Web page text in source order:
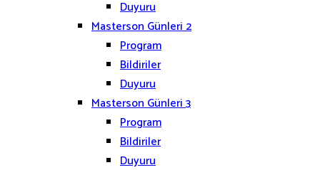
Duyuru
Masterson Günleri 2
Program
Bildiriler
Duyuru
Masterson Günleri 3
Program
Bildiriler
Duyuru